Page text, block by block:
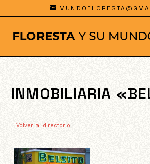
INMOBILIARIA
Volver al directorio